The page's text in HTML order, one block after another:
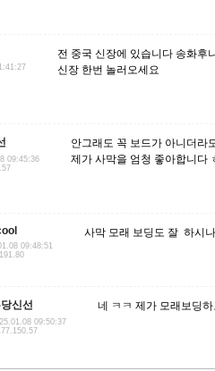
전 중국 신장에 있습니다 송화후
신장 한번 놀러오세요
09:45:36
안그래도 꼭 보드가 아니더라
제가 사막을 엄청 좋아합니다
09:48:51
사막 모래 보딩도 잘 하시
신선
09:50:37
네 ㅋㅋ 제가 모래보딩